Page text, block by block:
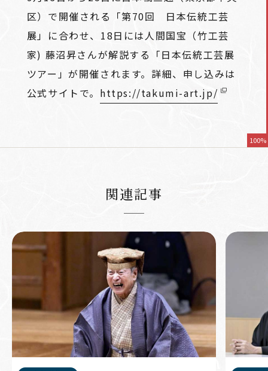
区）で開催される「第70回 日本伝統工芸
展」に合わせ、18日には人間国宝（竹工芸
家) 藤沼昇さんが解説する「日本伝統工芸展
ツアー」が開催されます。詳細、申し込みは
公式サイトで。 https://takumi-art.jp/
100%
関連記事